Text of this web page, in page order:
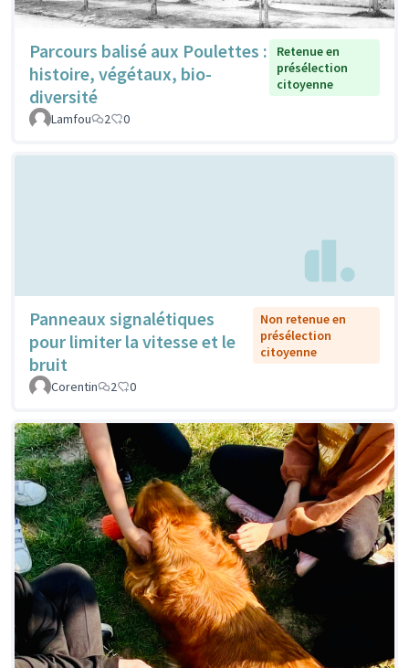
Parcours balisé aux Poulettes :
histoire, végétaux, bio-
diversité
Retenue en
présélection
citoyenne
Lamfou 2 0
Panneaux signalétiques
pour limiter la vitesse et le
bruit
Non retenue en
présélection
citoyenne
Corentin 2 0